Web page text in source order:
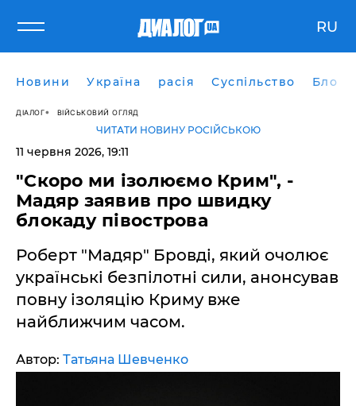
RU
Новини Україна расія Суспільство Блоги
ДІАЛОГ ВІЙСЬКОВИЙ ОГЛЯД
ЧИТАТИ НОВИНУ РОСІЙСЬКОЮ
11 червня 2026, 19:11
​"Скоро ми ізолюємо Крим", -
Мадяр заявив про швидку
блокаду півострова
Роберт "Мадяр" Бровді, який очолює
українські безпілотні сили, анонсував
повну ізоляцію Криму вже
найближчим часом.
Автор: Татьяна Шевченко